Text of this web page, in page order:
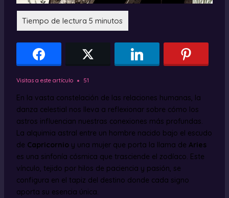
Visitas a este artículo 51
En la vasta constelación de las relaciones humanas, la
danza celestial nos lleva a reflexionar sobre cómo los
astros influencian nuestras conexiones más profundas.
La alquimia astral entre un hombre nacido bajo el escudo
de Capricornioy una mujer que porta la llama de Aries
es una sinfonía cósmica que trasciende el zodíaco. Este
vínculo, tejido por hilos de paciencia y pasión, se
configura en el tapiz del destino donde cada signo
aporta su esencia única.